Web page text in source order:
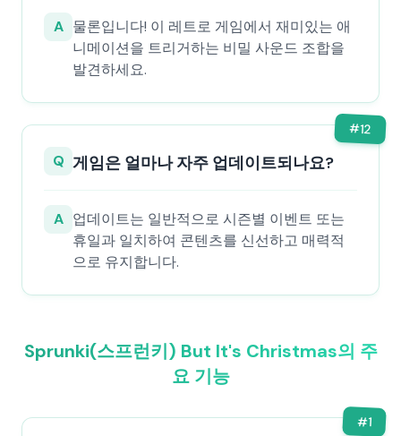
A 물론입니다! 이 레트로 게임에서 재미있는 애
니메이션을 트리거하는 비밀 사운드 조합을
발견하세요.
#12
Q 게임은 얼마나 자주 업데이트되나요?
A 업데이트는 일반적으로 시즌별 이벤트 또는
휴일과 일치하여 콘텐츠를 신선하고 매력적
으로 유지합니다.
Sprunki(스프런키) But It's Christmas의 주
요 기능
#1